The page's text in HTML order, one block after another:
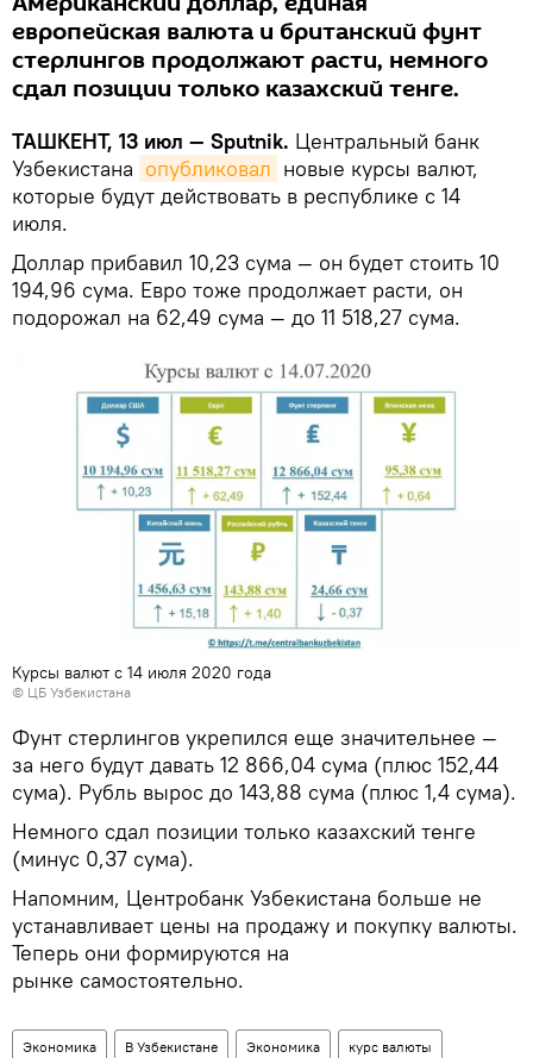
европейская валюта и британский фунт
стерлингов продолжают расти, немного
сдал позиции только казахский тенге.
ТАШКЕНТ, 13 июл — Sputnik. Центральный банк
Узбекистана опубликовал новые курсы валют,
которые будут действовать в республике с 14
июля.
Доллар прибавил 10,23 сума — он будет стоить 10
194,96 сума. Евро тоже продолжает расти, он
подорожал на 62,49 сума — до 11 518,27 сума.
Курсы валют с 14 июля 2020 года
© ЦБ Узбекистана
Фунт стерлингов укрепился еще значительнее —
за него будут давать 12 866,04 сума (плюс 152,44
сума). Рубль вырос до 143,88 сума (плюс 1,4 сума).
Немного сдал позиции только казахский тенге
(минус 0,37 сума).
Напомним, Центробанк Узбекистана больше не
устанавливает цены на продажу и покупку валюты.
Теперь они формируются на
рынке самостоятельно.
Экономика В Узбекистане Экономика курс валюты